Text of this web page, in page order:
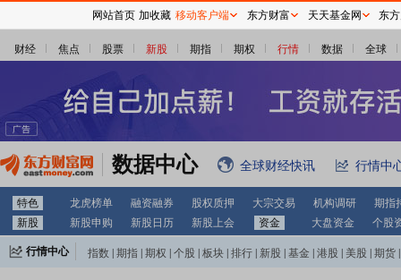
财经 焦点 股票 新股 期指 期权 行情 数据 全球
数据中心 全球财经快讯 行情中
特色 龙虎榜单 融资融券 股权质押 大宗交易 机构调研
期指
新股
新股申购 新股日历 新股上会 资金 大盘资金 个股
行情中心 指数 期指 期权 个股 板块 排行 新股 基金 港股 美股 期货
网站首页 加收藏 移动客户端 东方财富 天天基金网 东